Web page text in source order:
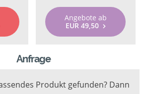
Angebote ab
EUR 49,50
Anfrage
Produkt gefunden? Dann